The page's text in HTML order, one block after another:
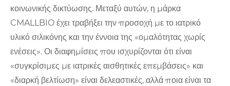
κοινωνικής δικτύωσης. Μεταξύ αυτών, η μάρκα
CMALLBIO έχει τραβήξει την προσοχή με το ιατρικό
υλικό σιλικόνης και την έννοια της «ομαλότητας χωρίς
ενέσεις». Οι διαφημίσεις που ισχυρίζονται ότι είναι
«συγκρίσιμες με ιατρικές αισθητικές επεμβάσεις» και
«διαρκή βελτίωση» είναι δελεαστικές, αλλά ποια είναι τα